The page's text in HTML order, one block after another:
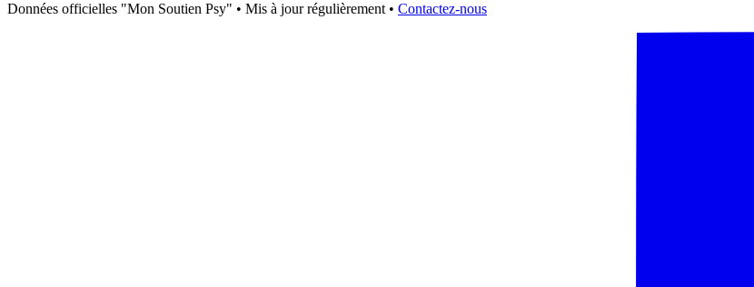
Données officielles "Mon Soutien Psy" • Mis à jour régulièrement • Contactez-nous